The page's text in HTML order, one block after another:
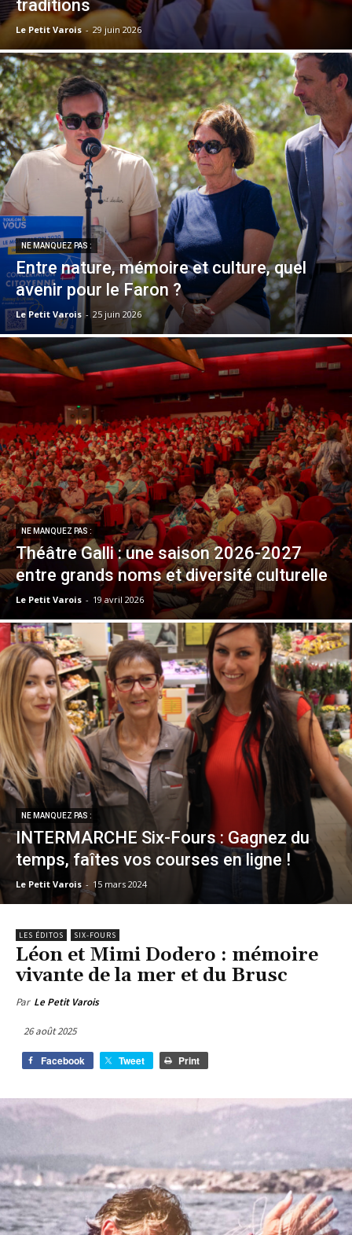
traditions
Le Petit Varois - 29 juin 2026
NE MANQUEZ PAS :
Entre nature, mémoire et culture, quel
avenir pour le Faron ?
Le Petit Varois - 25 juin 2026
NE MANQUEZ PAS :
Théâtre Galli : une saison 2026-2027
entre grands noms et diversité culturelle
Le Petit Varois - 19 avril 2026
NE MANQUEZ PAS :
INTERMARCHE Six-Fours : Gagnez du
temps, faîtes vos courses en ligne !
Le Petit Varois - 15 mars 2024
LES ÉDITOS SIX-FOURS
Léon et Mimi Dodero : mémoire
vivante de la mer et du Brusc
Par Le Petit Varois
26 août 2025
Facebook Tweet Print